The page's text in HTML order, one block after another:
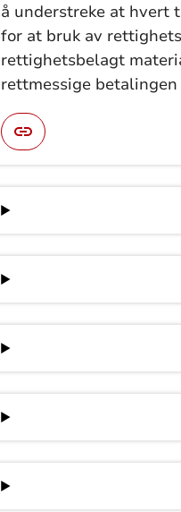
å understreke at hvert
for at bruk av
rettighetsbelagt
rettmessige betalingen